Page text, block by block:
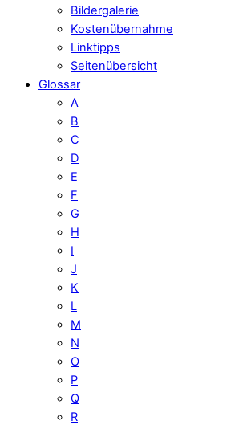
Bildergalerie
Kostenübernahme
Linktipps
Seitenübersicht
Glossar
A
B
C
D
E
F
G
H
I
J
K
L
M
N
O
P
Q
R